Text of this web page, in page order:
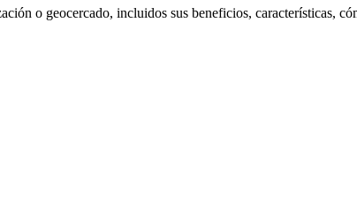
o geocercado, incluidos sus beneficios, características,